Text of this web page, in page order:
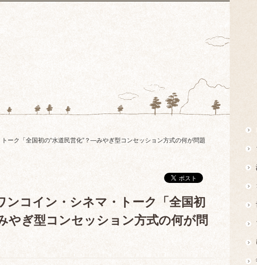
ーク「全国初の“水道民営化”？—みやぎ型コンセッション方式の何が問題
ンコイン・シネマ・トーク「全国初
やぎ型コンセッション方式の何が問